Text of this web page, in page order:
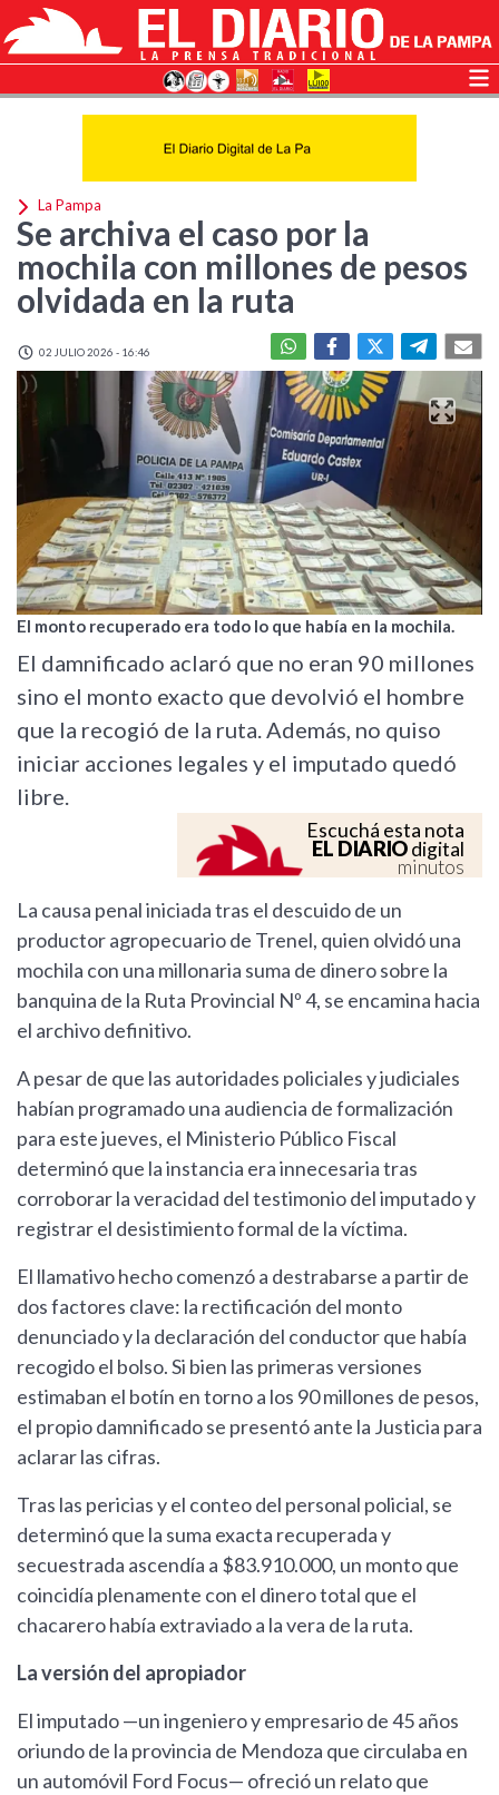
La Pampa
Se archiva el caso por la
mochila con millones de pesos
olvidada en la ruta
02 JULIO 2026 - 16:46
El monto recuperado era todo lo que había en la mochila.
El damnificado aclaró que no eran 90 millones
sino el monto exacto que devolvió el hombre
que la recogió de la ruta. Además, no quiso
iniciar acciones legales y el imputado quedó
libre.
Escuchá esta nota
EL DIARIOdigital
minutos
La causa penal iniciada tras el descuido de un
productor agropecuario de Trenel, quien olvidó una
mochila con una millonaria suma de dinero sobre la
banquina de la Ruta Provincial Nº 4, se encamina hacia
el archivo definitivo.
A pesar de que las autoridades policiales y judiciales
habían programado una audiencia de formalización
para este jueves, el Ministerio Público Fiscal
determinó que la instancia era innecesaria tras
corroborar la veracidad del testimonio del imputado y
registrar el desistimiento formal de la víctima.
El llamativo hecho comenzó a destrabarse a partir de
dos factores clave: la rectificación del monto
denunciado y la declaración del conductor que había
recogido el bolso. Si bien las primeras versiones
estimaban el botín en torno a los 90 millones de pesos,
el propio damnificado se presentó ante la Justicia para
aclarar las cifras.
Tras las pericias y el conteo del personal policial, se
determinó que la suma exacta recuperada y
secuestrada ascendía a $83.910.000, un monto que
coincidía plenamente con el dinero total que el
chacarero había extraviado a la vera de la ruta.
La versión del apropiador
El imputado —un ingeniero y empresario de 45 años
oriundo de la provincia de Mendoza que circulaba en
un automóvil Ford Focus— ofreció un relato que